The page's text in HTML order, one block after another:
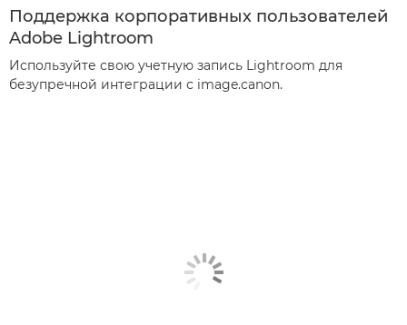
Поддержка корпоративных пользователей
Adobe Lightroom
Используйте свою учетную запись Lightroom для
безупречной интеграции с image.canon.